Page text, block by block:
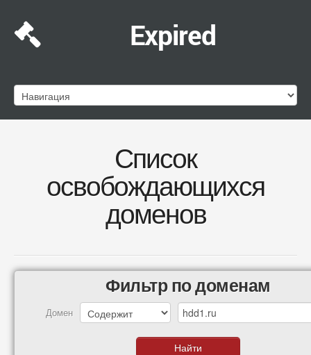
Expired
Список
освобождающихся
доменов
Фильтр по доменам
Домен